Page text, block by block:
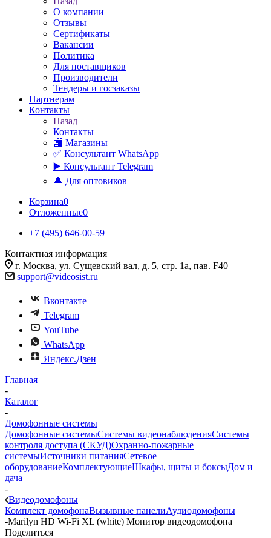
О компании
Отзывы
Сертификаты
Вакансии
Политика
Для поставщиков
Производители
Тендеры и госзаказы
Партнерам
Контакты
Назад
Контакты
🏬 Магазины
✅️ Консультант WhatsApp
▶️ Консультант Telegram
🔔 Для оптовиков
Корзина0
Отложенные0
+7 (495) 646-00-59
Контактная информация
г. Москва, ул. Сущевский вал, д. 5, стр. 1а, пав. F40
support@videosist.ru
Вконтакте
Telegram
YouTube
WhatsApp
Яндекс.Дзен
Главная
-
Каталог
-
Домофонные системы
Домофонные системыСистемы видеонаблюденияСистемы
контроля доступа (СКУД)Охранно-пожарные
системыИсточники питанияСетевое
оборудованиеКомплектующиеШкафы, щиты и боксыДом и
дача
-
Видеодомофоны
Комплект домофонаВызывные панелиАудиодомофоны
-Marilyn HD Wi-Fi XL (white) Монитор видеодомофона
Поделиться